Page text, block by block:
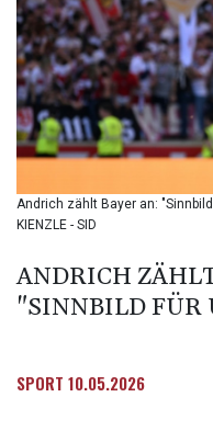
Andrich zählt Bayer an:
KIENZLE - SID
ANDRICH
"SINNBILD FÜR
SPORT 10.05.2026